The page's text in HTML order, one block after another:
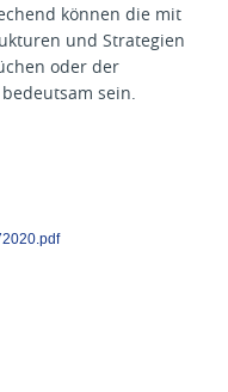
können die mit
und Strategien
oder der
sein.